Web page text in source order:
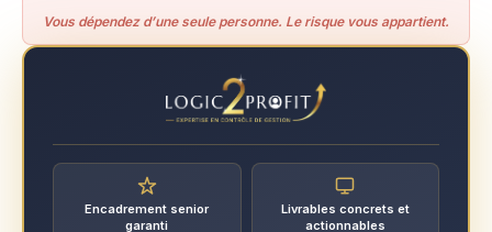
Vous dépendez d’une seule personne. Le risque vous appartient.
Encadrement senior
garanti
Livrables concrets et
actionnables